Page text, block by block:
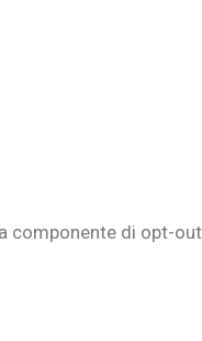
componente di opt-